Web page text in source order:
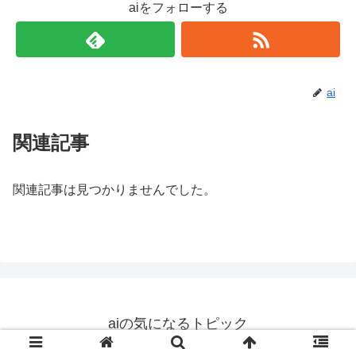
aiをフォローする
ai
関連記事
関連記事は見つかりませんでした。
aiの気になるトピック
© 2019 aiの気になるトピック.